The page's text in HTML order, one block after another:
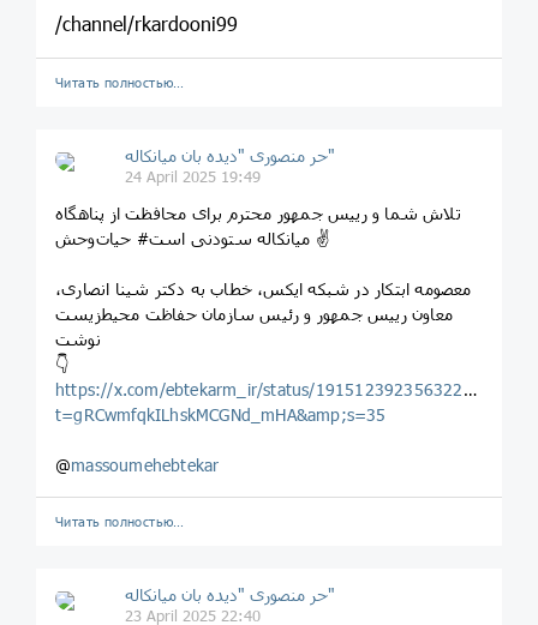
/channel/rkardooni99
Читать полностью…
حر منصوری "دیده بان میانکاله"
24 April 2025 19:49
تلاش شما و رییس جمهور محترم برای محافظت از پناهگاه
حیات‌وحش ‎#میانکاله ستودنی است ✌️
معصومه ابتکار در شبکه ایکس، خطاب به دکتر شینا انصاری،
معاون رییس جمهور و رئیس سازمان حفاظت محیط‌زیست
نوشت
👇
https://x.com/ebtekarm_ir/status/1915123923563225346?
t=gRCwmfqkILhskMCGNd_mHA&amp;s=35
@massoumehebtekar
Читать полностью…
حر منصوری "دیده بان میانکاله"
23 April 2025 22:40